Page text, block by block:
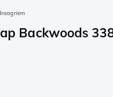
Backwoods